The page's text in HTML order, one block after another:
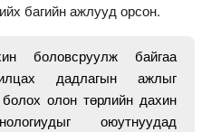
багийн ажлууд орсон.
боловсруулж байгаа
дадлагын ажлыг
олон төрлийн дахин
оюутнуудад